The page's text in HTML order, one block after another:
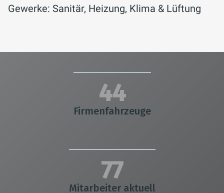
Gewerke: Sanitär, Heizung, Klima & Lüftung
45
Firmenfahrzeuge
80
Mitarbeiter aktuell